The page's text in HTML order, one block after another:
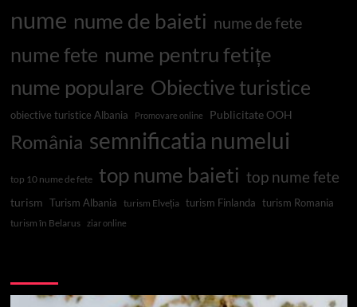
nume nume de baieti nume de fete
nume fete nume pentru fetițe
nume populare Obiective turistice
obiective turistice Albania Promovare online Publicitate OOH
România semnificatia numelui
top 10 nume de fete top nume baieti top nume fete
turism Turism Albania turism Elveția turism Finlanda turism Romania
turism în Belarus ziar online